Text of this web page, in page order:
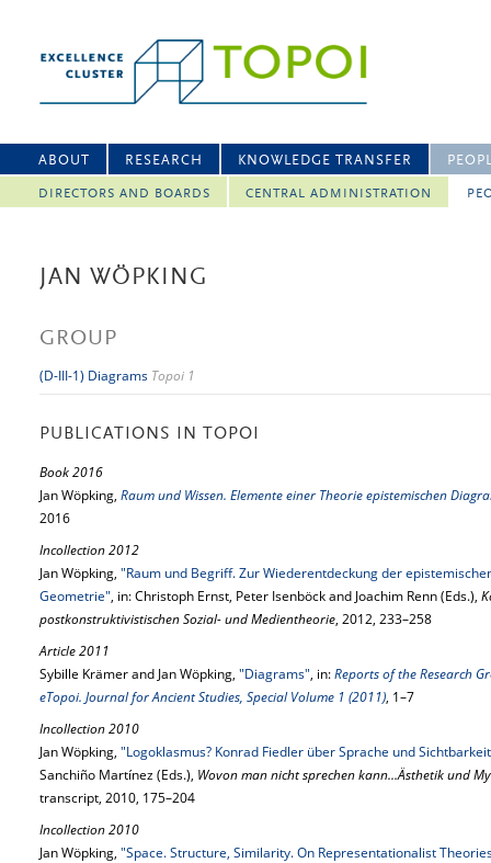
ABOUT RESEARCH KNOWLEDGE TRANSFER
DIRECTORS AND BOARDS CENTRAL ADMINISTRATION
JAN WÖPKING
GROUP
(D-III-1) Diagrams Topoi 1
PUBLICATIONS IN TOPOI
Book 2016
Jan Wöpking, Raum und Wissen. Elemente einer Theorie epistemischen
2016
Incollection 2012
Jan Wöpking, "Raum und Begriff. Zur Wiederentdeckung der
Geometrie", in: Christoph Ernst, Peter Isenböck and Joachim Renn (Eds.),
postkonstruktivistischen Sozial- und Medientheorie, 2012, 233–258
Article 2011
Sybille Krämer and Jan Wöpking, "Diagrams", in:Reports of the Research
eTopoi. Journal for Ancient Studies, Special Volume 1 (2011), 1–7
Incollection 2010
Jan Wöpking, "Logoklasmus? Konrad Fiedler über Sprache und
Sanchiño Martínez (Eds.), Wovon man nicht sprechen kann...Ästhetik und
transcript, 2010, 175–204
Incollection 2010
Jan Wöpking, "Space. Structure, Similarity. On Representationalist